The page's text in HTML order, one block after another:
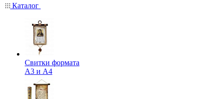
Каталог
Свитки формата
А3 и А4